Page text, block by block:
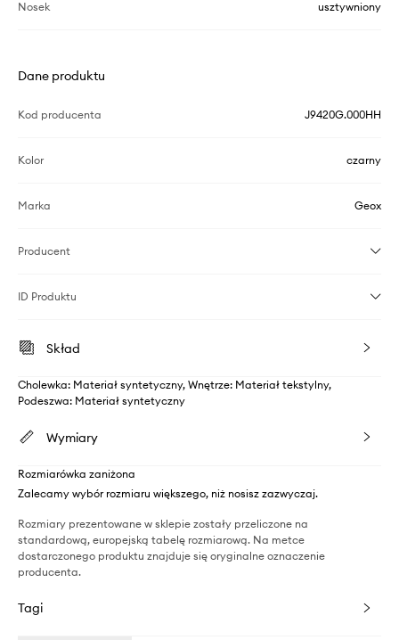
Nosek usztywniony
Dane produktu
Kod producenta J9420G.000HH
Kolor czarny
Marka Geox
Producent
ID Produktu
Skład
Cholewka: Materiał syntetyczny, Wnętrze: Materiał tekstylny,
Podeszwa: Materiał syntetyczny
Wymiary
Rozmiarówka zaniżona
Zalecamy wybór rozmiaru większego, niż nosisz zazwyczaj.
Rozmiary prezentowane w sklepie zostały przeliczone na
standardową, europejską tabelę rozmiarową. Na metce
dostarczonego produktu znajduje się oryginalne oznaczenie
producenta.
Tagi